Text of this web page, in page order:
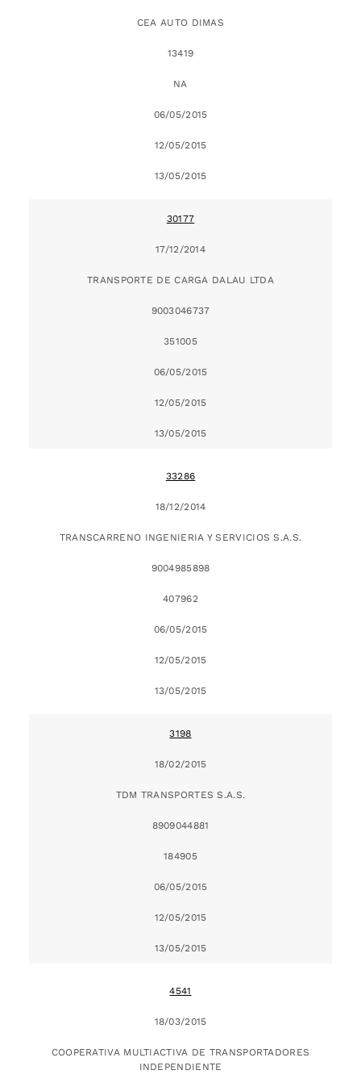
CEA AUTO DIMAS
13419
NA
06/05/2015
12/05/2015
13/05/2015
30177
17/12/2014
TRANSPORTE DE CARGA DALAU LTDA
9003046737
351005
06/05/2015
12/05/2015
13/05/2015
33286
18/12/2014
TRANSCARRENO INGENIERIA Y SERVICIOS S.A.S.
9004985898
407962
06/05/2015
12/05/2015
13/05/2015
3198
18/02/2015
TDM TRANSPORTES S.A.S.
8909044881
184905
06/05/2015
12/05/2015
13/05/2015
4541
18/03/2015
COOPERATIVA MULTIACTIVA DE TRANSPORTADORES
INDEPENDIENTE